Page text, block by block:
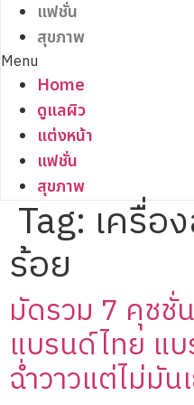
แฟชั่น
สุขภาพ
Menu
Home
ดูแลผิว
แต่งหน้า
แฟชั่น
สุขภาพ
Tag: เครื่อ
ร้อย
มัดรวม 7 คุชชั่
แบรนด์ไทย แ
ฉ่ำวาวแต่ไม่มัน